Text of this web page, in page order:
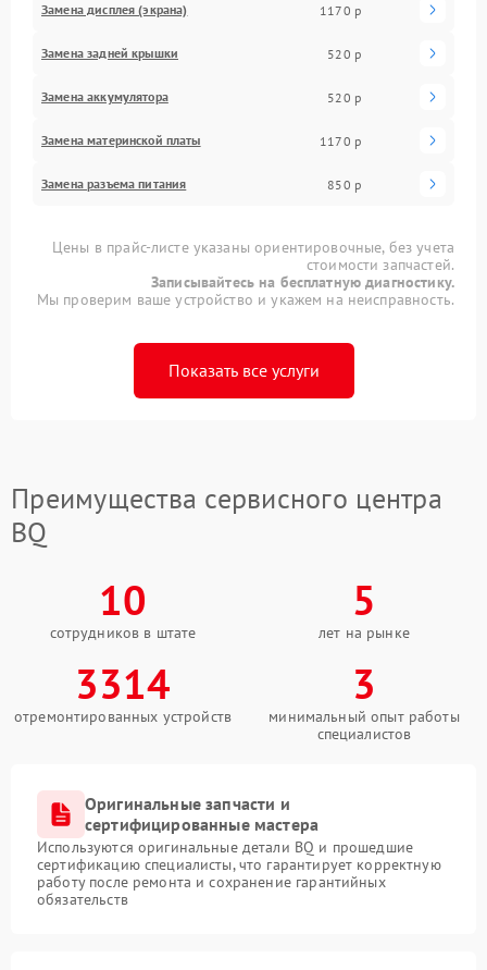
Замена дисплея (экрана) 1170 р
Замена задней крышки 520 р
Замена аккумулятора 520 р
Замена материнской платы 1170 р
Замена разъема питания 850 р
Цены в прайс-листе указаны ориентировочные, без учета
стоимости запчастей.
Записывайтесь на бесплатную диагностику.
Мы проверим ваше устройство и укажем на неисправность.
Показать все услуги
Преимущества сервисного центра
BQ
10
сотрудников в штате
5
лет на рынке
3314
отремонтированных устройств
3
минимальный опыт работы
специалистов
Оригинальные запчасти и
сертифицированные мастера
Используются оригинальные детали BQ и прошедшие
сертификацию специалисты, что гарантирует корректную
работу после ремонта и сохранение гарантийных
обязательств